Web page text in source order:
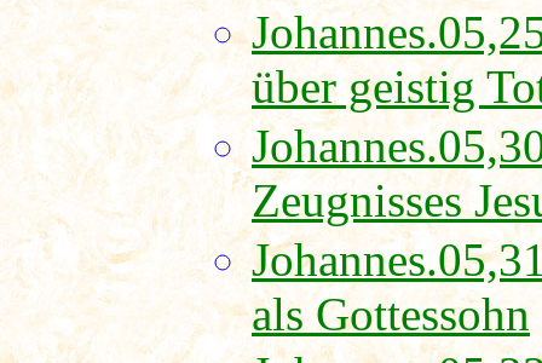
über geistig
Zeugnisses
als Gottessohn